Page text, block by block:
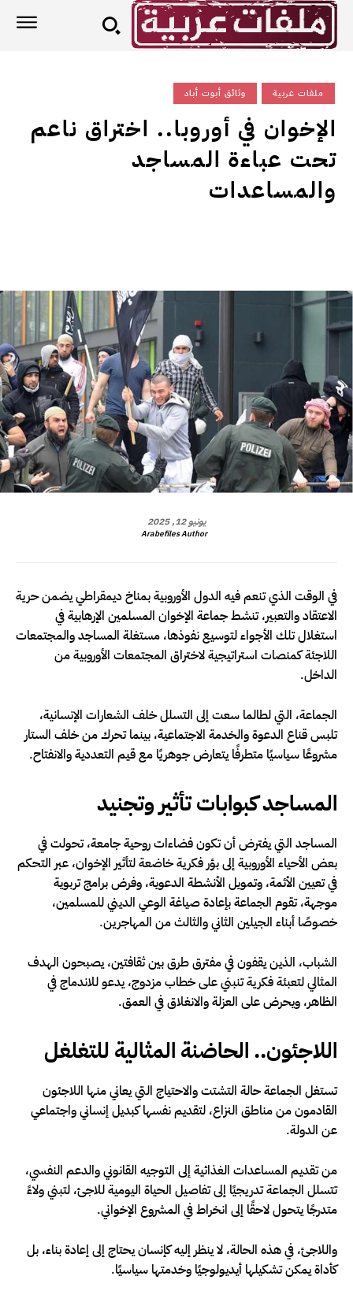
ملفات عربية وثائق أبوت أباد
الإخوان في أوروبا.. اختراق ناعم
تحت عباءة المساجد
والمساعدات
يونيو 12, 2025
Arabefiles Author
في الوقت الذي تنعم فيه الدول الأوروبية بمناخ ديمقراطي يضمن حرية
الاعتقاد والتعبير، تنشط جماعة الإخوان المسلمين الإرهابية في
استغلال تلك الأجواء لتوسيع نفوذها، مستغلة المساجد والمجتمعات
اللاجئة كمنصات استراتيجية لاختراق المجتمعات الأوروبية من
الداخل.
الجماعة، التي لطالما سعت إلى التسلل خلف الشعارات الإنسانية،
تلبس قناع الدعوة والخدمة الاجتماعية، بينما تحرك من خلف الستار
مشروعًا سياسيًا متطرفًا يتعارض جوهريًا مع قيم التعددية والانفتاح.
المساجد كبوابات تأثير وتجنيد
المساجد التي يفترض أن تكون فضاءات روحية جامعة، تحولت في
بعض الأحياء الأوروبية إلى بؤر فكرية خاضعة لتأثير الإخوان، عبر التحكم
في تعيين الأئمة، وتمويل الأنشطة الدعوية، وفرض برامج تربوية
موجهة، تقوم الجماعة بإعادة صياغة الوعي الديني للمسلمين،
خصوصًا أبناء الجيلين الثاني والثالث من المهاجرين.
الشباب، الذين يقفون في مفترق طرق بين ثقافتين، يصبحون الهدف
المثالي لتعبئة فكرية تنبني على خطاب مزدوج، يدعو للاندماج في
الظاهر، ويحرض على العزلة والانغلاق في العمق.
اللاجئون.. الحاضنة المثالية للتغلغل
تستغل الجماعة حالة التشتت والاحتياج التي يعاني منها اللاجئون
القادمون من مناطق النزاع، لتقديم نفسها كبديل إنساني واجتماعي
عن الدولة.
من تقديم المساعدات الغذائية إلى التوجيه القانوني والدعم النفسي،
تتسلل الجماعة تدريجيًا إلى تفاصيل الحياة اليومية للاجئ، لتبني ولاءً
متدرجًا يتحول لاحقًا إلى انخراط في المشروع الإخواني.
واللاجئ، في هذه الحالة، لا ينظر إليه كإنسان يحتاج إلى إعادة بناء، بل
كأداة يمكن تشكيلها أيديولوجيًا وخدمتها سياسيًا.